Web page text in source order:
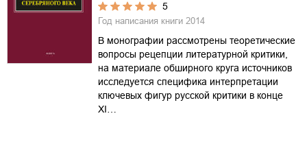
5
Год написания книги 2014
В монографии рассмотрены теоретические
вопросы рецепции литературной критики,
на материале обширного круга источников
исследуется специфика интерпретации
ключевых фигур русской критики в конце
XI…